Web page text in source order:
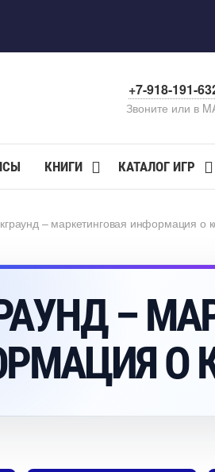
+7-918-191-
Звоните или в
КНИГИ КАТАЛОГ ИГР
– маркетинговая информация о
–
О